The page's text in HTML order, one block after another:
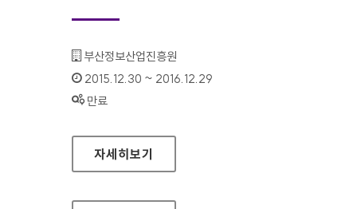
기관명 :
부산정보산업진흥원
인증기간 :
2015.12.30 ~ 2016.12.29
상태 :
만료
부산정보산업진흥원 홈페이지
자세히보기